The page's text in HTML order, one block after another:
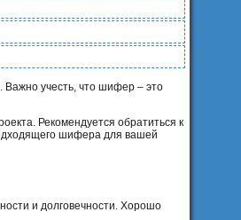
Важно учесть, что шифер – это
Рекомендуется обратиться к
шифера для вашей
и долговечности. Хорошо